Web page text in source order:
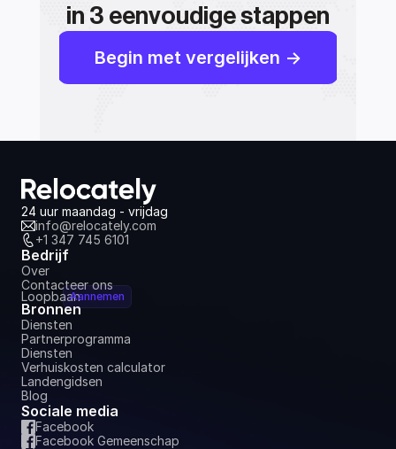
in 3 eenvoudige stappen
Begin met vergelijken ->
24 uur maandag - vrijdag
info@relocately.com
+1 347 745 6101
Bedrijf
Over
Contacteer ons
LoopbaanAannemen
Bronnen
Diensten
Partnerprogramma
Diensten
Verhuiskosten calculator
Landengidsen
Blog
Sociale media
Facebook
Facebook Gemeenschap